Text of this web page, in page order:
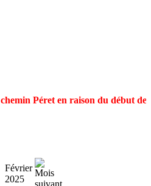
Péret en raison du début
Février
2025